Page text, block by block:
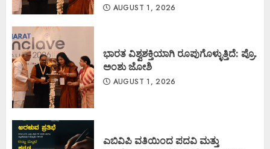
AUGUST 1, 2026
ಭಾರತ ವಿಶ್ವಶಕ್ತಿಯಾಗಿ ರೂಪುಗೊಳ್ಳುತ್ತಿದೆ: ಪ್ರೊ.
ಅಂಶು ಜೋಶಿ
AUGUST 1, 2026
ಎಬಿವಿಪಿ ವತಿಯಿಂದ ಪದವಿ ಮತ್ತು